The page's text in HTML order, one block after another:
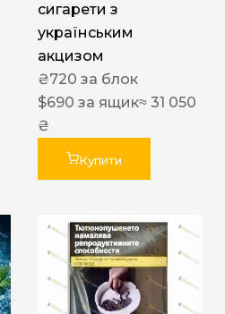
сигарети з
українським
акцизом
₴720 за блок
$690 за ящик≈ 31 050
₴
Купити